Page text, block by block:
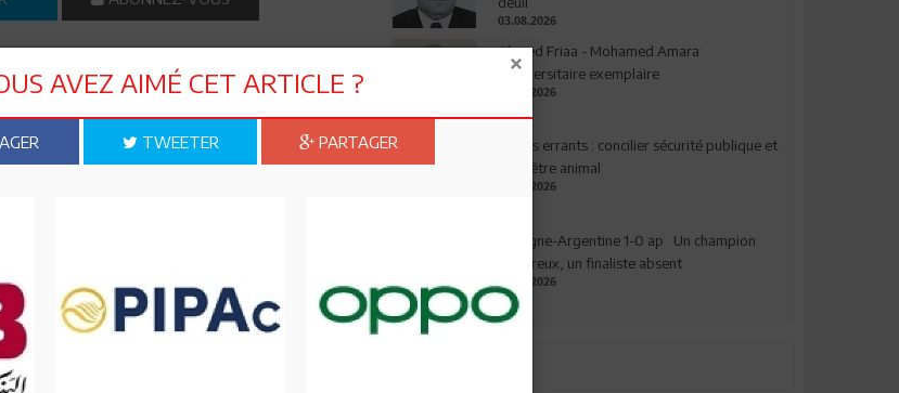
ARTICLE
03.08.2026
Ahmed Friaa - Mohamed Amara:
l’Universitaire exemplaire
04.08.2026
Chiens errants : concilier sécurité publique et
bien-être animal
17.07.2026
Espagne-Argentine 1-0 ap : Un champion
valeureux, un finaliste absent
19.07.2026
AVEZ AIMÉ CET ARTICLE ?
TWEETER PARTAGER